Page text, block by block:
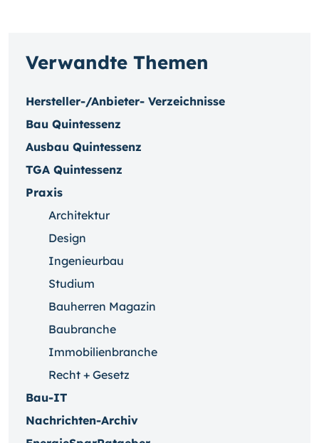
Verwandte Themen
Hersteller-/Anbieter- Verzeichnisse
Bau Quintessenz
Ausbau Quintessenz
TGA Quintessenz
Praxis
Architektur
Design
Ingenieurbau
Studium
Bauherren Magazin
Baubranche
Immobilienbranche
Recht + Gesetz
Bau-IT
Nachrichten-Archiv